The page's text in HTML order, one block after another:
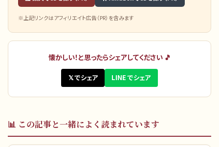
※上記リンクはアフィリエイト広告（PR）を含みます
懐かしい！と思ったらシェアしてください 🎵
𝕏 でシェア LINE でシェア
📊 この記事と一緒によく読まれています